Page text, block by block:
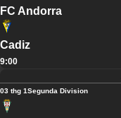
FC Andorra
Cadiz
9:00
03 thg 1Segunda Division